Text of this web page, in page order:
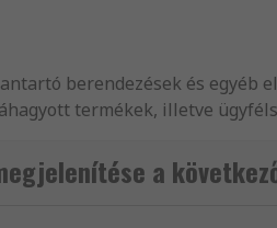
berendezések és
termékek, illetve
valamint
és karbantartás
a